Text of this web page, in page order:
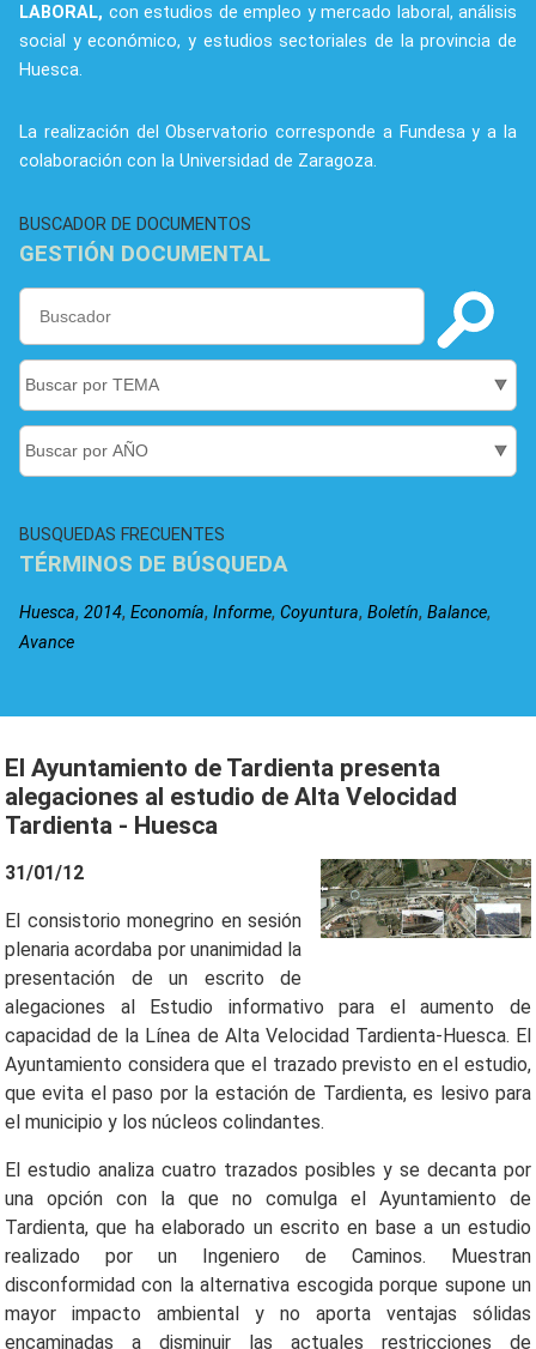
LABORAL, con estudios de empleo y mercado laboral, análisis
social y económico, y estudios sectoriales de la provincia de
Huesca.
La realización del Observatorio corresponde a Fundesa y a la
colaboración con la Universidad de Zaragoza.
BUSCADOR DE DOCUMENTOS
GESTIÓN DOCUMENTAL
BUSQUEDAS FRECUENTES
TÉRMINOS DE BÚSQUEDA
Huesca, 2014, Economía, Informe, Coyuntura, Boletín, Balance,
Avance
El Ayuntamiento de Tardienta presenta
alegaciones al estudio de Alta Velocidad
Tardienta - Huesca
31/01/12
El consistorio monegrino en sesión
plenaria acordaba por unanimidad la
presentación de un escrito de
alegaciones al Estudio informativo para el aumento de
capacidad de la Línea de Alta Velocidad Tardienta-Huesca. El
Ayuntamiento considera que el trazado previsto en el estudio,
que evita el paso por la estación de Tardienta, es lesivo para
el municipio y los núcleos colindantes.
El estudio analiza cuatro trazados posibles y se decanta por
una opción con la que no comulga el Ayuntamiento de
Tardienta, que ha elaborado un escrito en base a un estudio
realizado por un Ingeniero de Caminos. Muestran
disconformidad con la alternativa escogida porque supone un
mayor impacto ambiental y no aporta ventajas sólidas
encaminadas a disminuir las actuales restricciones de